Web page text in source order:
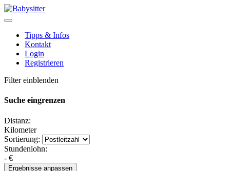
Tipps & Infos
Kontakt
Login
Registrieren
Filter einblenden
Suche eingrenzen
Distanz:
Kilometer
Sortierung:
Stundenlohn:
- €